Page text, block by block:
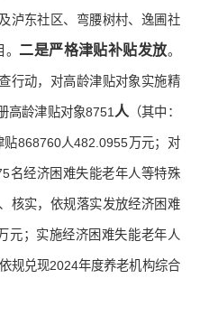
泸东社区、弯腰树村、逸圃社
二是严格津贴补贴发放。
行动，对高龄津贴对象实施精
高龄津贴对象8751 人 （其中：
868760人482.0955万元；对
名经济困难失能老年人等特殊
核实，依规落实发放经济困难
元；实施经济困难失能老年人
规兑现2024年度养老机构综合